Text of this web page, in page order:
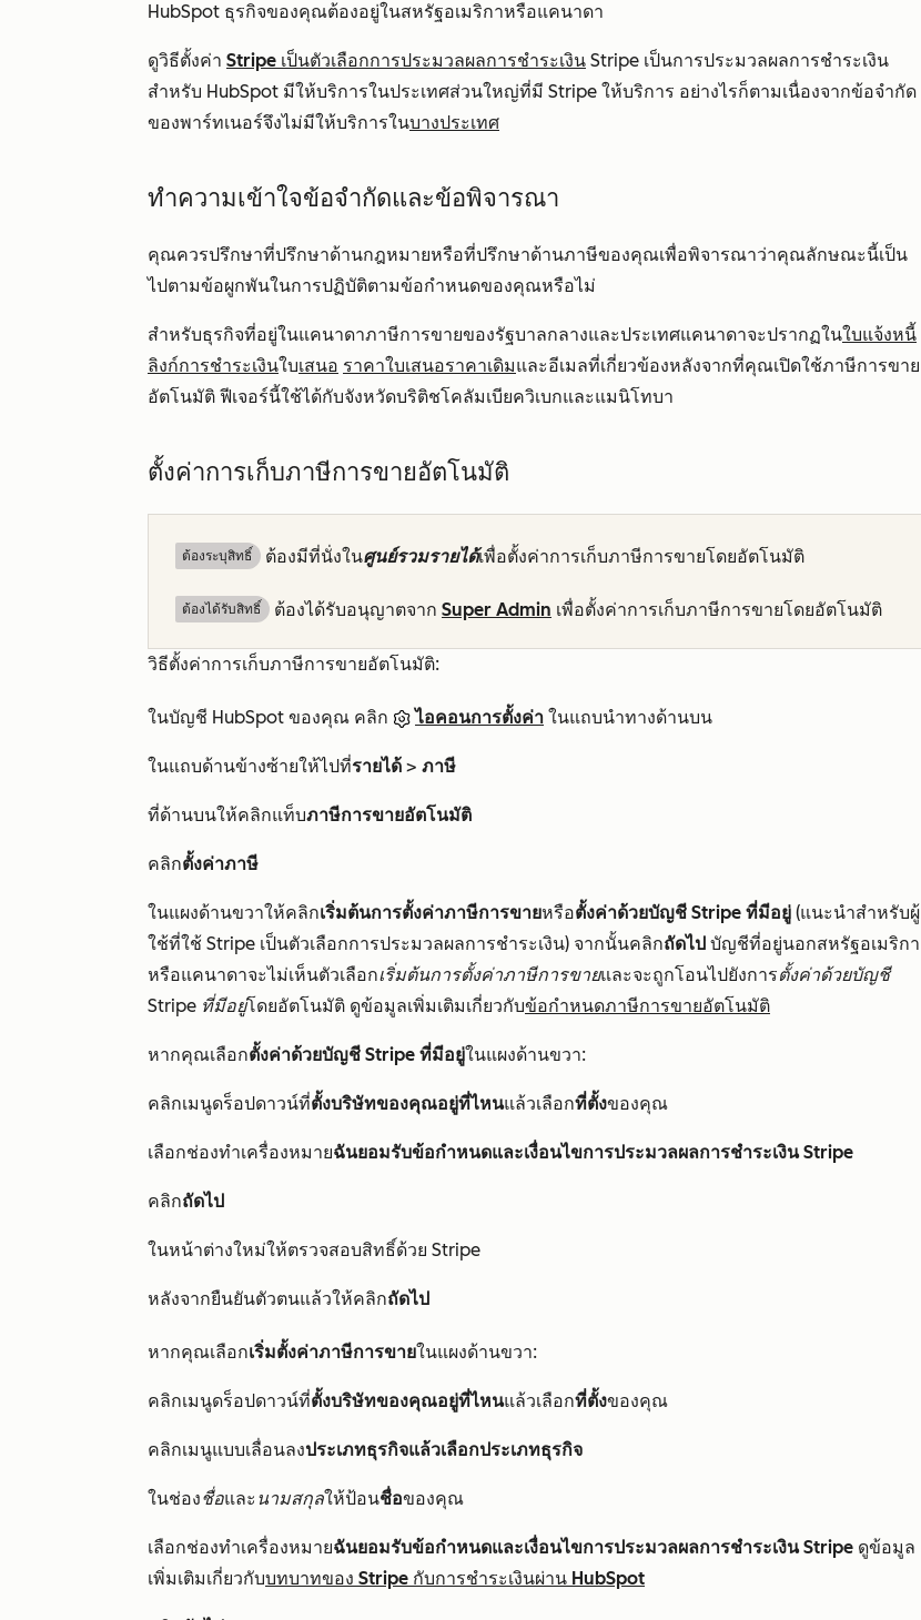
HubSpot ธุรกิจของคุณต้องอยู่ในสหรัฐอเมริกาหรือแคนาดา
ดูวิธีตั้งค่า Stripe เป็นตัวเลือกการประมวลผลการชำระเงิน Stripe เป็นการประมวลผลการชำระเงิน
สำหรับ HubSpot มีให้บริการในประเทศส่วนใหญ่ที่มี Stripe ให้บริการ อย่างไรก็ตามเนื่องจากข้อจำกัด
ของพาร์ทเนอร์จึงไม่มีให้บริการในบางประเทศ
ทำความเข้าใจข้อจำกัดและข้อพิจารณา
คุณควรปรึกษาที่ปรึกษาด้านกฎหมายหรือที่ปรึกษาด้านภาษีของคุณเพื่อพิจารณาว่าคุณลักษณะนี้เป็น
ไปตามข้อผูกพันในการปฏิบัติตามข้อกำหนดของคุณหรือไม่
สำหรับธุรกิจที่อยู่ในแคนาดาภาษีการขายของรัฐบาลกลางและประเทศแคนาดาจะปรากฏในใบแจ้งหนี้
ลิงก์การชำระเงินใบเสนอ ราคาใบเสนอราคาเดิมและอีเมลที่เกี่ยวข้องหลังจากที่คุณเปิดใช้ภาษีการขาย
อัตโนมัติ ฟีเจอร์นี้ใช้ได้กับจังหวัดบริติชโคลัมเบียควิเบกและแมนิโทบา
ตั้งค่าการเก็บภาษีการขายอัตโนมัติ
ต้องระบุสิทธิ์ ต้องมีที่นั่งในศูนย์รวมรายได้เพื่อตั้งค่าการเก็บภาษีการขายโดยอัตโนมัติ
ต้องได้รับสิทธิ์​ ต้องได้รับอนุญาตจาก Super Admin เพื่อตั้งค่าการเก็บภาษีการขายโดยอัตโนมัติ
วิธีตั้งค่าการเก็บภาษีการขายอัตโนมัติ:
ในบัญชี HubSpot ของคุณ คลิก ไอคอนการตั้งค่า ในแถบนำทางด้านบน
ในแถบด้านข้างซ้ายให้ไปที่รายได้ > ภาษี
ที่ด้านบนให้คลิกแท็บภาษีการขายอัตโนมัติ
คลิกตั้งค่าภาษี
ในแผงด้านขวาให้คลิกเริ่มต้นการตั้งค่าภาษีการขายหรือตั้งค่าด้วยบัญชี Stripe ที่มีอยู่ (แนะนำสำหรับผู้
ใช้ที่ใช้ Stripe เป็นตัวเลือกการประมวลผลการชำระเงิน) จากนั้นคลิกถัดไป บัญชีที่อยู่นอกสหรัฐอเมริกา
หรือแคนาดาจะไม่เห็นตัวเลือกเริ่มต้นการตั้งค่าภาษีการขายและจะถูกโอนไปยังการตั้งค่าด้วยบัญชี
Stripe ที่มีอยู่โดยอัตโนมัติ ดูข้อมูลเพิ่มเติมเกี่ยวกับข้อกำหนดภาษีการขายอัตโนมัติ
หากคุณเลือกตั้งค่าด้วยบัญชี Stripe ที่มีอยู่ในแผงด้านขวา:
คลิกเมนูดร็อปดาวน์ที่ตั้งบริษัทของคุณอยู่ที่ไหนแล้วเลือกที่ตั้งของคุณ
เลือกช่องทำเครื่องหมายฉันยอมรับข้อกำหนดและเงื่อนไขการประมวลผลการชำระเงิน Stripe
คลิกถัดไป
ในหน้าต่างใหม่ให้ตรวจสอบสิทธิ์ด้วย Stripe
หลังจากยืนยันตัวตนแล้วให้คลิกถัดไป
หากคุณเลือกเริ่มตั้งค่าภาษีการขายในแผงด้านขวา:
คลิกเมนูดร็อปดาวน์ที่ตั้งบริษัทของคุณอยู่ที่ไหนแล้วเลือกที่ตั้งของคุณ
คลิกเมนูแบบเลื่อนลงประเภทธุรกิจแล้วเลือกประเภทธุรกิจ
ในช่องชื่อและ นามสกุลให้ป้อนชื่อของคุณ
เลือกช่องทำเครื่องหมายฉันยอมรับข้อกำหนดและเงื่อนไขการประมวลผลการชำระเงิน Stripe ดูข้อมูล
เพิ่มเติมเกี่ยวกับบทบาทของ Stripe กับการชำระเงินผ่าน HubSpot